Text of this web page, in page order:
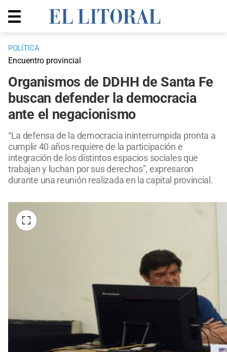
POLÍTICA
Encuentro provincial
Organismos de DDHH de Santa Fe
buscan defender la democracia
ante el negacionismo
“La defensa de la democracia ininterrumpida pronta a
cumplir 40 años requiere de la participación e
integración de los distintos espacios sociales que
trabajan y luchan por sus derechos”, expresaron
durante una reunión realizada en la capital provincial.